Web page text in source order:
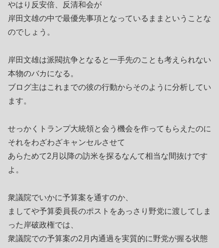
やはり反安倍、反清和会が
岸田文雄の中で最優先事項となっているままということな
のでしょう。
岸田文雄は派閥抗争となると一手先のことも考えられない
本物のバカになる。
ブログ主はこれまでの彼の行動からそのように分析してい
ます。
せっかくトランプ大統領と会う機会を作ってもらえたのに
それをわざわざキャンセルさせて
あらためて2月以降の訪米を探るなんて相当な間抜けです
よ。
衆議院でいかに予算案を通すのか、
ましてや予算委員長のポストをあっさり野党に渡してしま
った岸破政権では、
衆議院での予算案の2月内通過を実質的に野党が握る状態